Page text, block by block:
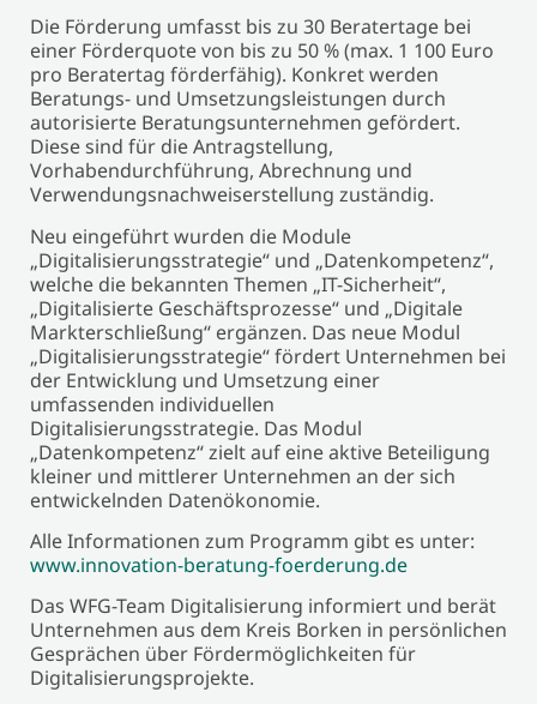
Die Förderung umfasst bis zu 30 Beratertage bei
einer Förderquote von bis zu 50 % (max. 1 100 Euro
pro Beratertag förderfähig). Konkret werden
Beratungs- und Umsetzungsleistungen durch
autorisierte Beratungsunternehmen gefördert.
Diese sind für die Antragstellung,
Vorhabendurchführung, Abrechnung und
Verwendungsnachweiserstellung zuständig.
Neu eingeführt wurden die Module
„Digitalisierungsstrategie“ und „Datenkompetenz“,
welche die bekannten Themen „IT-Sicherheit“,
„Digitalisierte Geschäftsprozesse“ und „Digitale
Markterschließung“ ergänzen. Das neue Modul
„Digitalisierungsstrategie“ fördert Unternehmen bei
der Entwicklung und Umsetzung einer
umfassenden individuellen
Digitalisierungsstrategie. Das Modul
„Datenkompetenz“ zielt auf eine aktive Beteiligung
kleiner und mittlerer Unternehmen an der sich
entwickelnden Datenökonomie.
Alle Informationen zum Programm gibt es unter:
www.innovation-beratung-foerderung.de
Das WFG-Team Digitalisierung informiert und berät
Unternehmen aus dem Kreis Borken in persönlichen
Gesprächen über Fördermöglichkeiten für
Digitalisierungsprojekte.